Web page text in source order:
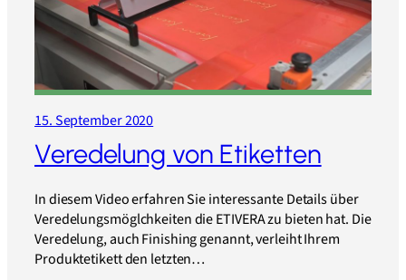
15. September 2020
Veredelung von Etiketten
In diesem Video erfahren Sie interessante Details über
Veredelungsmöglchkeiten die ETIVERA zu bieten hat. Die
Veredelung, auch Finishing genannt, verleiht Ihrem
Produktetikett den letzten…